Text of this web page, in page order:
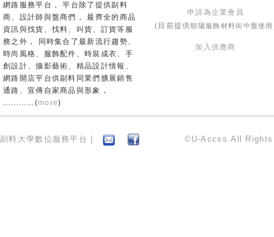
網路服務平台， 平台除了提供副料
商、設計師與盤商們， 最齊全的商品
資訊與找貨、找料、叫貨、訂貨等服
務之外， 同時集合了最新流行趨勢、
時尚風格、服飾配件、時裝成衣、手
創設計、攝影藝術、精品設計情報、
網路開店平台供副料同業們擴展銷售
通路、宣傳自家商品與形象，
............(more)
申請為企業會員
(目前提供朝陽服飾材料街中盤使用
加入供應商
副料大學數位服務平台 | ©U-Accss.All Rights